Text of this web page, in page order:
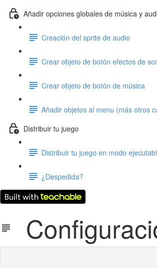
Añadir opciones globales de música y
Creación del sprite de audio
Crear objeto de botón efectos de
Crear objeto de botón de música
Añadir objetos al menu (más otros
Distribuir tu juego
Distribuir tu juego en modo
¿Despedida?